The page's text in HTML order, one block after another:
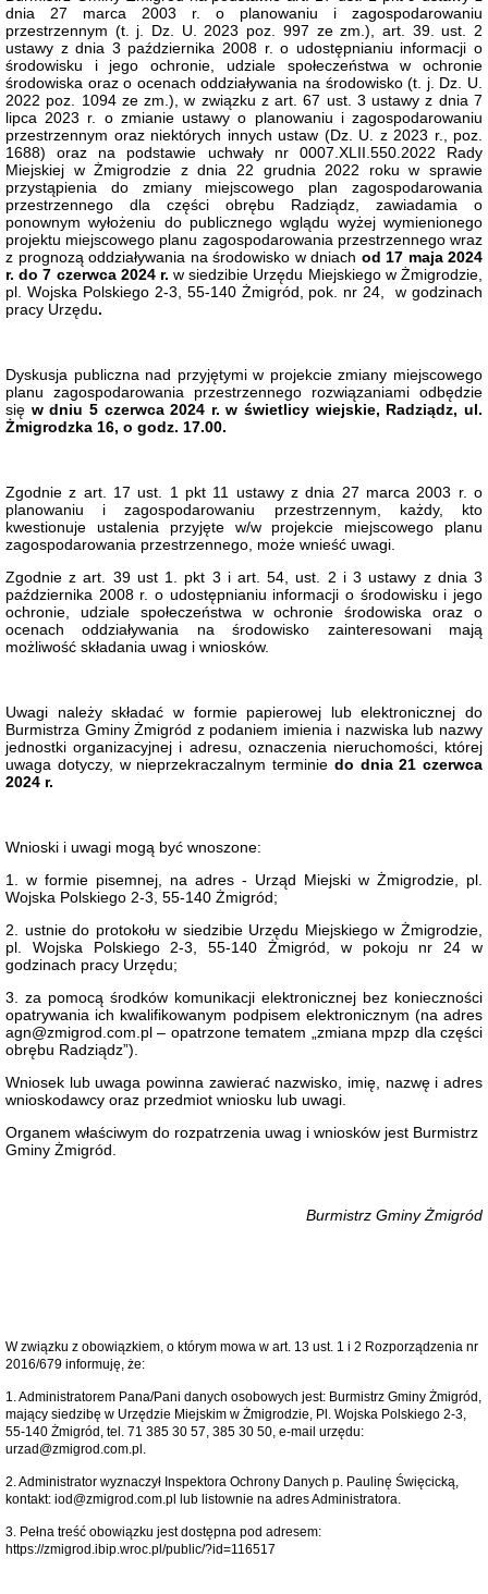
Zgromadzenia
Budżet
Obywatelski
w
Gminie
Żmigród
Raporty
o
stanie
gminy
Deklaracja
dostępności
Raport
o
stanie
zapewnienia
Załatwianie
spraw
w
Urzędzie
sprawa
Przetargi
Platforma
zakupowa
Zamówienia
publiczne
Konkursy
Dzierżawa
Plan
postępowań
o
udzielenie
zamówień
-
zamówienia
publiczne
Pojazdy
Nieruchomości
Zamówienia
publiczne
poniżej
130
tys.
zł
netto
Spółdzielnia
w
Żmigrodzie
Zamówienia
publiczne
Gminny
Ośrodek
Pomocy
Społecznej
Zamówienia
publiczne
Parafia
Rzymskokatolicka
dnia 27 marca 2003 r. o planowaniu i zagospodarowaniu
przestrzennym (t. j. Dz. U. 2023 poz. 997 ze zm.), art. 39. ust. 2
ustawy z dnia 3 października 2008 r. o udostępnianiu informacji o
środowisku i jego ochronie, udziale społeczeństwa w ochronie
środowiska oraz o ocenachoddziaływania na środowisko (t. j. Dz. U.
2022 poz. 1094 ze zm.),w związku z art. 67 ust. 3 ustawy z dnia 7
lipca 2023 r. o zmianie ustawy o planowaniu i zagospodarowaniu
przestrzennym oraz niektórych innych ustaw (Dz. U. z 2023 r., poz.
1688) oraz na podstawie uchwały nr 0007.XLII.550.2022 Rady
Miejskiej w Żmigrodzie z dnia 22 grudnia 2022 roku w sprawie
przystąpienia do zmiany miejscowego plan zagospodarowania
przestrzennego dla części obrębu Radziądz, zawiadamia o
ponownym wyłożeniu do publicznego wglądu wyżej wymienionego
projektu miejscowego planu zagospodarowania przestrzennego wraz
z prognozą oddziaływania na środowisko w dniach od 17 maja 2024
r. do 7 czerwca 2024 r.w siedzibie Urzędu Miejskiego w Żmigrodzie,
pl. Wojska Polskiego 2-3, 55-140 Żmigród, pok. nr 24, w godzinach
pracy Urzędu.
Dyskusja publiczna nad przyjętymi w projekcie zmiany miejscowego
planu zagospodarowania przestrzennego rozwiązaniami odbędzie
się w dniu 5 czerwca 2024 r. w świetlicy wiejskie, Radziądz, ul.
Żmigrodzka 16, o godz. 17.00.
Zgodnie z art. 17 ust. 1 pkt 11 ustawy z dnia 27 marca 2003 r. o
planowaniu i zagospodarowaniu przestrzennym, każdy, kto
kwestionuje ustalenia przyjęte w/w projekcie miejscowego planu
zagospodarowania przestrzennego, może wnieść uwagi.
Zgodnie z art. 39 ust 1. pkt 3 i art. 54, ust. 2 i 3 ustawy z dnia 3
października 2008 r. o udostępnianiu informacji o środowisku i jego
ochronie, udziale społeczeństwa w ochronie środowiska oraz o
ocenach oddziaływania na środowisko zainteresowani mają
możliwość składania uwag i wniosków.
Uwagi należy składać w formie papierowej lub elektronicznej do
Burmistrza Gminy Żmigród z podaniem imienia i nazwiska lub nazwy
jednostki organizacyjnej i adresu, oznaczenia nieruchomości, której
uwaga dotyczy, w nieprzekraczalnym terminie do dnia 21 czerwca
2024 r.
Wnioski i uwagi mogą być wnoszone:
1. w formie pisemnej, na adres - Urząd Miejski w Żmigrodzie, pl.
Wojska Polskiego 2-3, 55-140 Żmigród;
2. ustnie do protokołu w siedzibie Urzędu Miejskiego w Żmigrodzie,
pl. Wojska Polskiego 2-3, 55-140 Żmigród, w pokoju nr 24 w
godzinach pracy Urzędu;
3. za pomocą środków komunikacji elektronicznej bez konieczności
opatrywania ich kwalifikowanym podpisem elektronicznym (na adres
agn@zmigrod.com.pl – opatrzone tematem „zmiana mpzp dla części
obrębu Radziądz”).
Wniosek lub uwaga powinna zawierać nazwisko, imię, nazwę i adres
wnioskodawcy oraz przedmiot wniosku lub uwagi.
Organem właściwym do rozpatrzenia uwag i wniosków jest Burmistrz
Gminy Żmigród.
Burmistrz Gminy Żmigród
W związku z obowiązkiem, o którym mowa w art. 13 ust. 1 i 2 Rozporządzenia nr
2016/679 informuję, że:
1. Administratorem Pana/Pani danych osobowych jest: Burmistrz Gminy Żmigród,
mający siedzibę w Urzędzie Miejskim w Żmigrodzie, Pl. Wojska Polskiego 2-3,
55-140 Żmigród, tel. 71 385 30 57, 385 30 50, e-mail urzędu:
urzad@zmigrod.com.pl.
2. Administrator wyznaczył Inspektora Ochrony Danych p. Paulinę Święcicką,
kontakt: iod@zmigrod.com.pl lub listownie na adres Administratora.
3. Pełna treść obowiązku jest dostępna pod adresem:
https://zmigrod.ibip.wroc.pl/public/?id=116517